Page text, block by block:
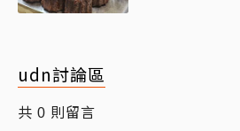
udn討論區
共 0 則留言